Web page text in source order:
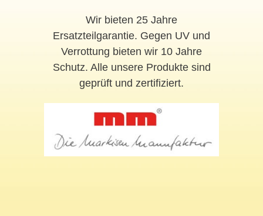
Wir bieten 25 Jahre
Ersatzteilgarantie. Gegen UV und
Verrottung bieten wir 10 Jahre
Schutz. Alle unsere Produkte sind
geprüft und zertifiziert.